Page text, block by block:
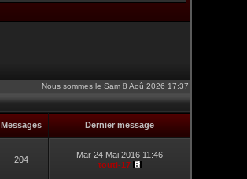
Nous sommes le Sam 8 Aoû 2026 17:37
Messages Dernier message
204
Mar 24 Mai 2016 11:46
touti-17